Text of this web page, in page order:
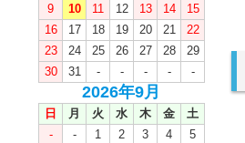
9
10 11 12 13 14
15
16
17 18 19 20 21
22
23
24 25 26 27 28
29
30
31 - - - - -
2026年9月
日 月 火 水 木 金
土
-
- 1 2 3 4
5